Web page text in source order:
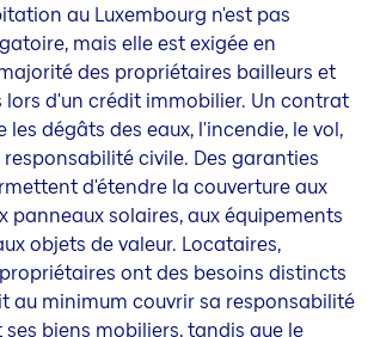
au Luxembourg n'est pas
mais elle est exigée en
des propriétaires bailleurs et
lors d'un crédit immobilier. Un contrat
dégâts des eaux, l'incendie, le vol,
civile. Des garanties
d'étendre la couverture aux
panneaux solaires, aux équipements
objets de valeur. Locataires,
ont des besoins distincts
au minimum couvrir sa responsabilité
biens mobiliers, tandis que le